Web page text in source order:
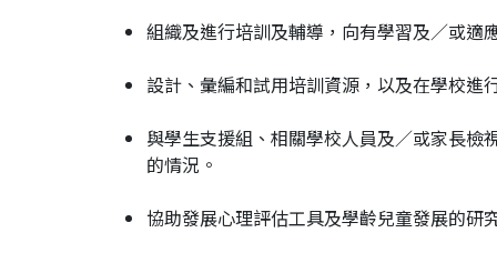
組織及進行培訓及輔導，向有學習及／或適
設計、彙編和試用培訓資源，以及在學校進
與學生支援組、相關學校人員及／或家長
的情況。
協助發展心理評估工具及學齡兒童發展的研